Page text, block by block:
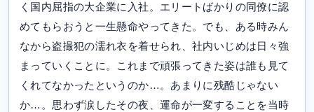
く国内屈指の大企業に入社。エリートばかりの同僚に認
めてもらおうと一生懸命やってきた。でも、ある時みん
なから盗撮犯の濡れ衣を着せられ、社内いじめは日々強
まっていくことに。これまで頑張ってきた姿は誰も見て
くれてなかったというのか…。あまりに残酷じゃない
か…。思わず涙したその夜、運命が一変することを当時